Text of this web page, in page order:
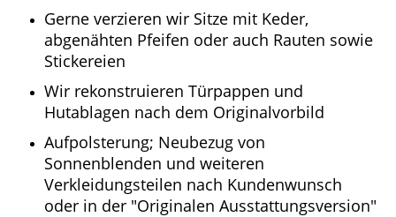
Gerne verzieren wir Sitze mit Keder,
abgenähten Pfeifen oder auch Rauten sowie
Stickereien
Wir rekonstruieren Türpappen und
Hutablagen nach dem Originalvorbild
Aufpolsterung; Neubezug von
Sonnenblenden und weiteren
Verkleidungsteilen nach Kundenwunsch
oder in der "Originalen Ausstattungsversion"